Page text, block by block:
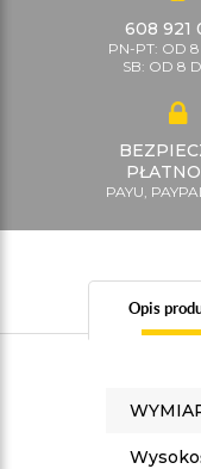
608 921
PN-PT: OD
SB: OD 8
PAYU,
Opis